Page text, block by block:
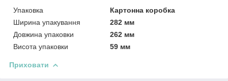
Упаковка
Картонна коробка
Ширина упакування
282 мм
Довжина упаковки
262 мм
Висота упаковки
59 мм
Приховати